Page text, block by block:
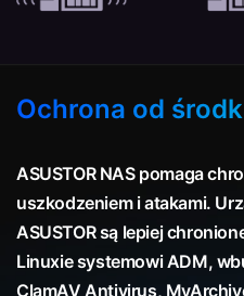
Ochrona od
ASUSTOR NAS pomaga
uszkodzeniem i atakami.
ASUSTOR są lepiej
Linuxie systemowi ADM,
ClamAV Antivirus,